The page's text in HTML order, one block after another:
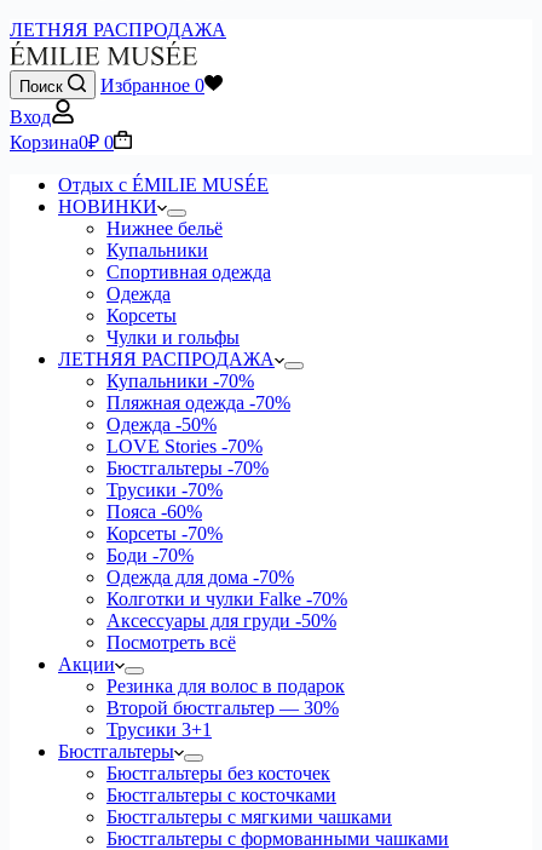
ЛЕТНЯЯ РАСПРОДАЖА
Поиск Избранное 0
Вход
Корзина0₽ 0
Отдых с ÉMILIE MUSÉE
НОВИНКИ
Нижнее бельё
Купальники
Спортивная одежда
Одежда
Корсеты
Чулки и гольфы
ЛЕТНЯЯ РАСПРОДАЖА
Купальники -70%
Пляжная одежда -70%
Одежда -50%
LOVE Stories -70%
Бюстгальтеры -70%
Трусики -70%
Пояса -60%
Корсеты -70%
Боди -70%
Одежда для дома -70%
Колготки и чулки Falke -70%
Аксессуары для груди -50%
Посмотреть всё
Акции
Резинка для волос в подарок
Второй бюстгальтер — 30%
Трусики 3+1
Бюстгальтеры
Бюстгальтеры без косточек
Бюстгальтеры с косточками
Бюстгальтеры с мягкими чашками
Бюстгальтеры с формованными чашками